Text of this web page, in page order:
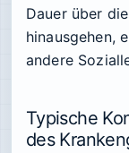
Dauer über
hinausgehen,
andere
Typische
des